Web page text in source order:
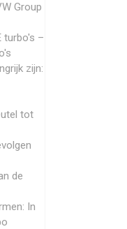
Group
turbo's –
zijn:
tot
de
In